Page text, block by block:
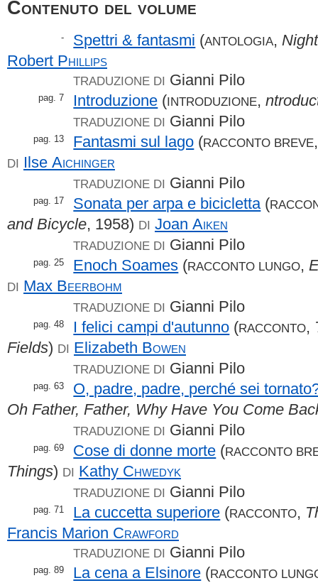
Contenuto del volume
- Spettri & fantasmi (ANTOLOGIA,
Robert Phillips
TRADUZIONE DI Gianni Pilo
pag. 7 Introduzione (INTRODUZIONE,
TRADUZIONE DI Gianni Pilo
pag. 13 Fantasmi sul lago (RACCONTO BREVE
DI Ilse Aichinger
TRADUZIONE DI Gianni Pilo
pag. 17 Sonata per arpa e bicicletta (
and Bicycle, 1958) DI Joan Aiken
TRADUZIONE DI Gianni Pilo
pag. 25 Enoch Soames (RACCONTO LUNGO,
DI Max Beerbohm
TRADUZIONE DI Gianni Pilo
pag. 48 I felici campi d'autunno (RACCONTO,
Fields) DI Elizabeth Bowen
TRADUZIONE DI Gianni Pilo
pag. 63
O, padre, padre, perché sei
Oh Father, Father, Why Have You Come
TRADUZIONE DI Gianni Pilo
pag. 69 Cose di donne morte (RACCONTO
Things) DI Kathy Chwedyk
TRADUZIONE DI Gianni Pilo
pag. 71 La cuccetta superiore (RACCONTO,
Francis Marion Crawford
TRADUZIONE DI Gianni Pilo
pag. 89 La cena a Elsinore (RACCONTO